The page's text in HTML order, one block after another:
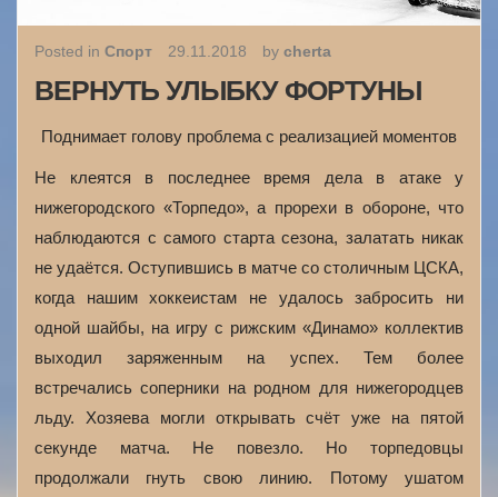
Posted in Спорт 29.11.2018 by cherta
ВЕРНУТЬ УЛЫБКУ ФОРТУНЫ
Поднимает голову проблема с реализацией моментов
Не клеятся в последнее время дела в атаке у
нижегородского «Торпедо», а прорехи в обороне, что
наблюдаются с самого старта сезона, залатать никак
не удаётся. Оступившись в матче со столичным ЦСКА,
когда нашим хоккеистам не удалось забросить ни
одной шайбы, на игру с рижским «Динамо» коллектив
выходил заряженным на успех. Тем более
встречались соперники на родном для нижегородцев
льду. Хозяева могли открывать счёт уже на пятой
секунде матча. Не повезло. Но торпедовцы
продолжали гнуть свою линию. Потому ушатом